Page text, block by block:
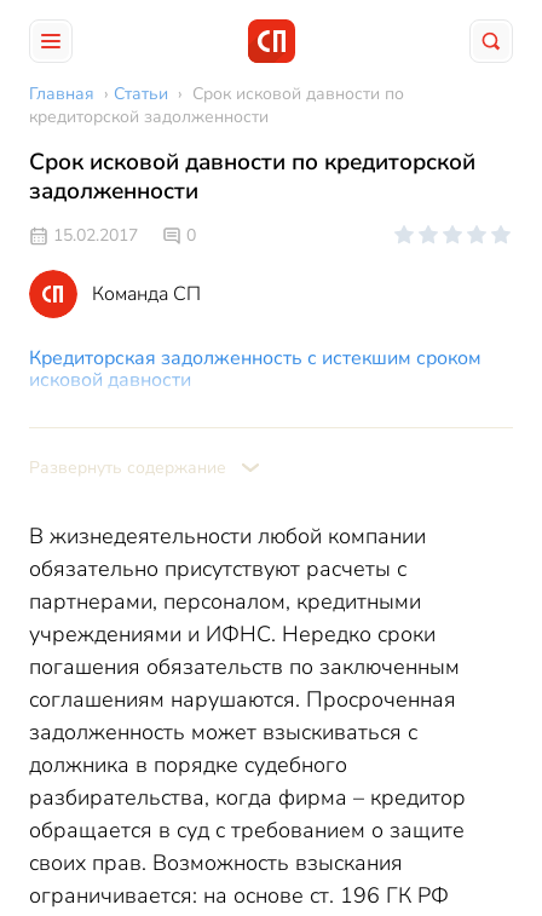
Главная › Статьи › Срок исковой давности по
кредиторской задолженности
Срок исковой давности по кредиторской
задолженности
15.02.2017 0
Команда СП
Кредиторская задолженность с истекшим сроком
исковой давности
Условия, необходимые для прерывания и пересчета
Что делать, когда истекает срок исковой давности
по задолженности
Срок исковой давности по налоговой
задолженности
Срок исковой давности по задолженности по
кредиту
Дебиторская задолженность с истекшим сроком
исковой давности
Какой срок исковой давности по дебиторской
задолженности
Срок давности искового заявления о взыскании
задолженности
Развернуть содержание
В жизнедеятельности любой компании
обязательно присутствуют расчеты с
партнерами, персоналом, кредитными
учреждениями и ИФНС. Нередко сроки
погашения обязательств по заключенным
соглашениям нарушаются. Просроченная
задолженность может взыскиваться с
должника в порядке судебного
разбирательства, когда фирма – кредитор
обращается в суд с требованием о защите
своих прав. Возможность взыскания
ограничивается: на основе ст. 196 ГК РФ